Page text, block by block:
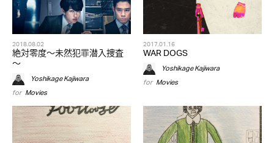
2018.08.02
絶対零度～未然犯罪潜入捜査
～
Yoshikage Kajiwara
for Movies
2017.01.16
WAR DOGS
Yoshikage Kajiwara
for Movies